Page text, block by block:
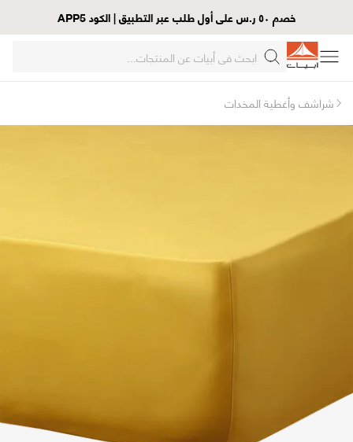
خصم ٥٠ ر.س على أول طلب عبر التطبيق | الكود APP5
شراشف وأغطية المخدات